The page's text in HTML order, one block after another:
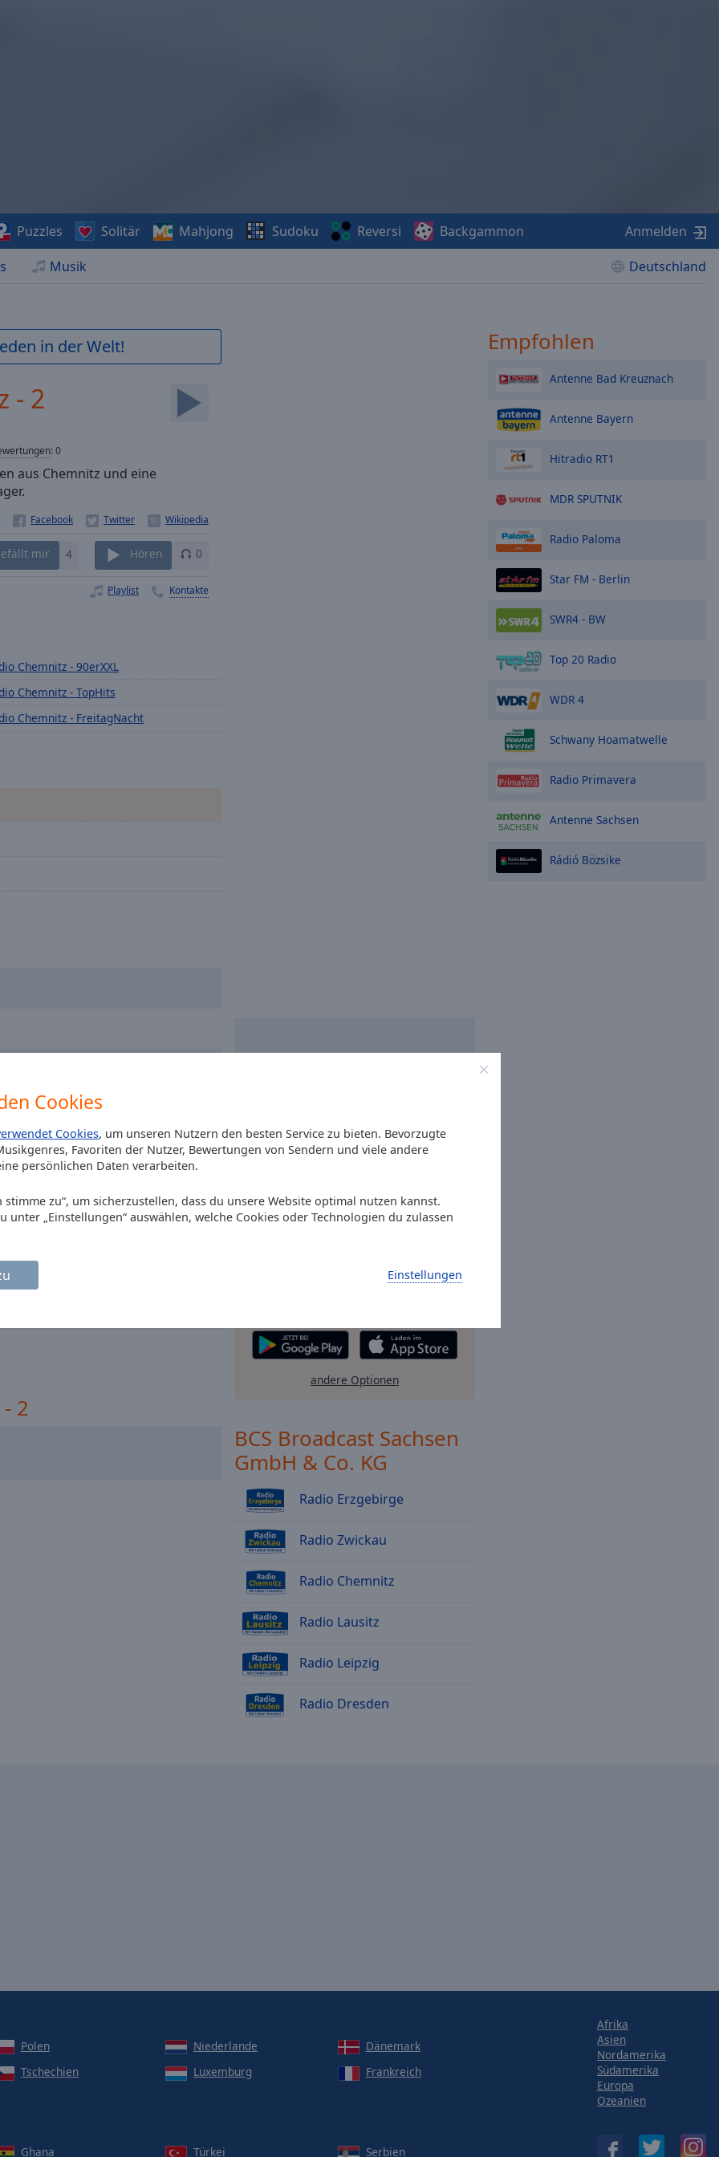
Cookies
Cookies, um unseren Nutzern den besten Service zu bieten. Bevorzugte
Favoriten der Nutzer, Bewertungen von Sendern und viele andere
persönlichen Daten verarbeiten.
stimme zu“, um sicherzustellen, dass du unsere Website optimal nutzen kannst.
unter „Einstellungen“ auswählen, welche Cookies oder Technologien du zulassen
Einstellungen
Musik Deutschland
Puzzles Solitär Mahjong Sudoku Reversi Backgammon Anmelden
in der Welt!
- 2
:0
aus Chemnitz und eine
mir 4 Hören 0
Playlist Kontakte
Chemnitz - 90erXXL
Chemnitz - TopHits
Chemnitz - FreitagNacht
2
Ihrem Smartphone die Online Radio Box-
andere Optionen
BCS Broadcast Sachsen
GmbH & Co. KG
Radio Erzgebirge
Radio Zwickau
Radio Chemnitz
Radio Lausitz
Radio Leipzig
Radio Dresden
Empfohlen
Antenne Bad Kreuznach
Antenne Bayern
Hitradio RT1
MDR SPUTNIK
Radio Paloma
Star FM - Berlin
SWR4 - BW
Top 20 Radio
WDR 4
Schwany Hoamatwelle
Radio Primavera
Antenne Sachsen
Rádió Bözsike
Polen Niederlande
Dänemark
Tschechien Luxemburg
Frankreich
Ghana Türkei Serbien
Afrika
Asien
Nordamerika
Südamerika
Europa
Ozeanien